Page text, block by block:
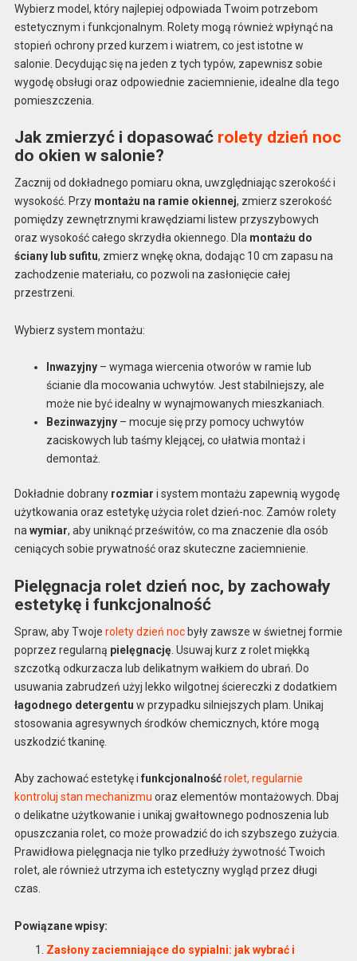
Wybierz model, który najlepiej odpowiada Twoim potrzebom
estetycznym i funkcjonalnym. Rolety mogą również wpłynąć na
stopień ochrony przed kurzem i wiatrem, co jest istotne w
salonie. Decydując się na jeden z tych typów, zapewnisz sobie
wygodę obsługi oraz odpowiednie zaciemnienie, idealne dla tego
pomieszczenia.
Jak zmierzyć i dopasować rolety dzień noc
do okien w salonie?
Zacznij od dokładnego pomiaru okna, uwzględniając szerokość i
wysokość. Przy montażu na ramie okiennej, zmierz szerokość
pomiędzy zewnętrznymi krawędziami listew przyszybowych
oraz wysokość całego skrzydła okiennego. Dla montażu do
ściany lub sufitu, zmierz wnękę okna, dodając 10 cm zapasu na
zachodzenie materiału, co pozwoli na zasłonięcie całej
przestrzeni.
Wybierz system montażu:
Inwazyjny– wymaga wiercenia otworów w ramie lub
ścianie dla mocowania uchwytów. Jest stabilniejszy, ale
może nie być idealny w wynajmowanych mieszkaniach.
Bezinwazyjny– mocuje się przy pomocy uchwytów
zaciskowych lub taśmy klejącej, co ułatwia montaż i
demontaż.
Dokładnie dobrany rozmiar i system montażu zapewnią wygodę
użytkowania oraz estetykę użycia rolet dzień-noc. Zamów rolety
nawymiar, aby uniknąć prześwitów, co ma znaczenie dla osób
ceniących sobie prywatność oraz skuteczne zaciemnienie.
Pielęgnacja rolet dzień noc, by zachowały
estetykę i funkcjonalność
Spraw, aby Twoje rolety dzień nocbyły zawsze w świetnej formie
poprzez regularną pielęgnację. Usuwaj kurz z rolet miękką
szczotką odkurzacza lub delikatnym wałkiem do ubrań. Do
usuwania zabrudzeń użyj lekko wilgotnej ściereczki z dodatkiem
łagodnego detergentu w przypadku silniejszych plam. Unikaj
stosowania agresywnych środków chemicznych, które mogą
uszkodzić tkaninę.
Aby zachować estetykę i funkcjonalnośćrolet, regularnie
kontroluj stan mechanizmu oraz elementów montażowych. Dbaj
o delikatne użytkowanie i unikaj gwałtownego podnoszenia lub
opuszczania rolet, co może prowadzić do ich szybszego zużycia.
Prawidłowa pielęgnacja nie tylko przedłuży żywotność Twoich
rolet, ale również utrzyma ich estetyczny wygląd przez długi
czas.
Powiązane wpisy:
Zasłony zaciemniające do sypialni: jak wybrać i